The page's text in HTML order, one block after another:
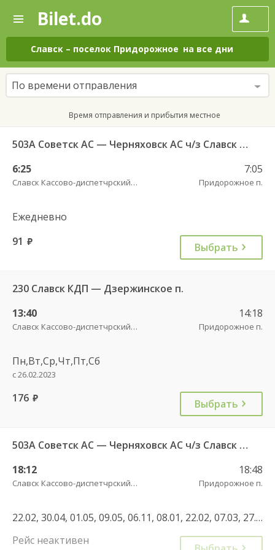
—
Поиск
и
покупка
билетов
на
автобус
онлайн
Bilet.do
Славск – поселок Придорожное на все дни
По времени отправления
Время отправления и прибытия местное
503А Советск АС — Черняховск АС ч/з Славск КДП, Большаково п.
6:25
Славск Кассово-диспетчрский пункт
7:05
Придорожное п.
Ежедневно
91 руб. Выбрать
230 Славск КДП — Дзержинское п.
13:40
Славск Кассово-диспетчрский пункт
14:18
Придорожное п.
Пн,Вт,Ср,Чт,Пт,Сб
с 26.02.2023
176 руб. Выбрать
503А Советск АС — Черняховск АС ч/з Славск КДП, Большаково п.
18:12
Славск Кассово-диспетчрский пункт
18:48
Придорожное п.
22.02, 30.04, 01.05, 09.05, 06.11, 08.01, 22.02, 07.03, 27.04, 01.05, 08.05, 12.05, 03.05, 05.05, 12.06, 11.06, 02.11, 04.11, 01.11, 08.01, 30.04, 07.05, 11.06, 01.11, 04.11
Рейс неактивен